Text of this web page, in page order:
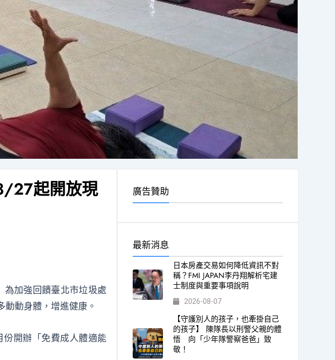
27起開放現
為加強回饋臺北市垃圾處
動身體，增進健康。
開辦「免費成人體適能
廣告贊助
最新消息
日本房產交易如何降低資訊不對
稱？FMI JAPAN李丹翔解析宅建
士制度與重要事項說明
2026-08-07
【守護別人的孩子，也牽掛自己
的孩子】 陳隊長以刑警父親的體
悟 向「少年隊警察爸爸」致
敬！